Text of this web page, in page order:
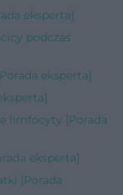
eksperta]
podczas
eksperta]
limfocyty [Porada
eksperta]
[Porada